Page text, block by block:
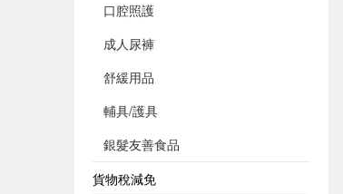
口腔照護
成人尿褲
舒緩用品
輔具/護具
銀髮友善食品
貨物稅減免